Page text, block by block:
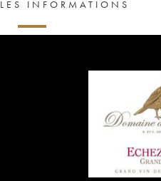
LES INFORMATIONS